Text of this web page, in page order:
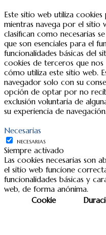
Este sitio web utiliza
mientras navega por el sitio
clasifican como necesarias
que son esenciales para el
funcionalidades básicas del
cookies de terceros que
cómo utiliza este sitio web.
navegador solo con su
opción de optar por no
exclusión voluntaria de
su experiencia de navegación.
Necesarias
NECESARIAS
Siempre activado
Las cookies necesarias son
el sitio web funcione
funcionalidades básicas y
web, de forma anónima.
Cookie